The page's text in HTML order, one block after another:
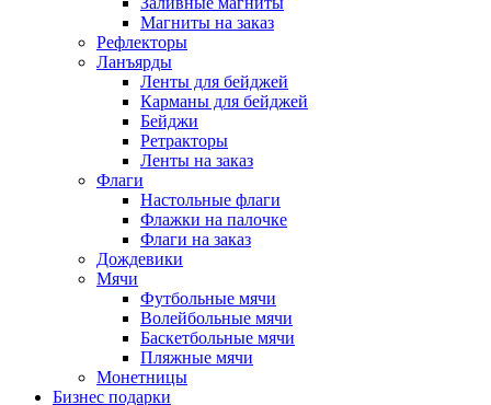
Магниты на заказ
Рефлекторы
Ланъярды
Ленты для бейджей
Карманы для бейджей
Бейджи
Ретракторы
Ленты на заказ
Флаги
Настольные флаги
Флажки на палочке
Флаги на заказ
Дождевики
Мячи
Футбольные мячи
Волейбольные мячи
Баскетбольные мячи
Пляжные мячи
Монетницы
Бизнес подарки